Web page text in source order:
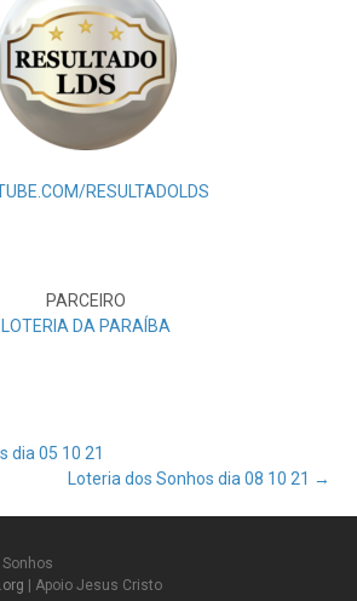
RESULTADOLDS
PARCEIRO
LOTERIA DA PARAÍBA
dia 05 10 21
Loteria dos Sonhos dia 08 10 21 →
| Apoio Jesus Cristo